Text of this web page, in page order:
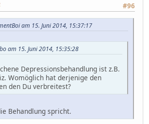
#96
am 15. Juni 2014, 15:37:17
am 15. Juni 2014, 15:35:28
Depressionsbehandlung ist z.B.
Womöglich hat derjenige den
den Du verbreitest?
Behandlung spricht.